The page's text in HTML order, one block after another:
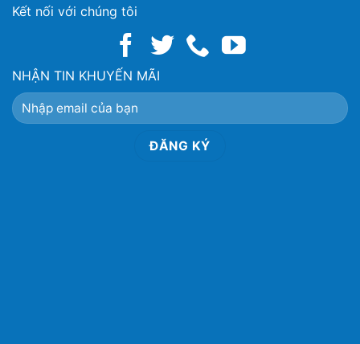
Kết nối với chúng tôi
NHẬN TIN KHUYẾN MÃI